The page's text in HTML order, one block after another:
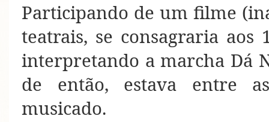
Participando de um filme
teatrais, se consagraria
interpretando a marcha Dá
de então, estava entre
musicado.